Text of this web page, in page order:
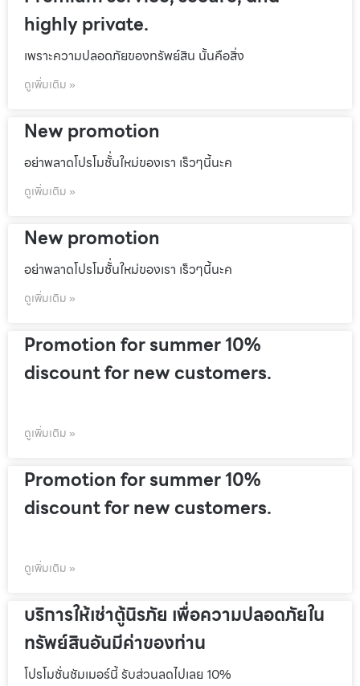
highly private.
เพราะความปลอดภัยของทรัพย์สิน นั้นคือสิ่ง
ดูเพิ่มเติม »
New promotion
อย่าพลาดโปรโมชั้่นใหม่ของเรา เร็วๆนี้นะค
ดูเพิ่มเติม »
New promotion
อย่าพลาดโปรโมชั้่นใหม่ของเรา เร็วๆนี้นะค
ดูเพิ่มเติม »
Promotion for summer 10%
discount for new customers.
ดูเพิ่มเติม »
Promotion for summer 10%
discount for new customers.
ดูเพิ่มเติม »
บริการให้เช่าตู้นิรภัย เพื่อความปลอดภัยใน
ทรัพย์สินอันมีค่าของท่าน
โปรโมชั่นชัมเมอร์นี้ รับส่วนลดไปเลย 10%